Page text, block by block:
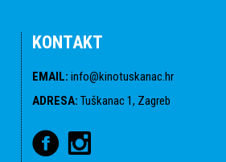
KONTAKT
EMAIL: info@kinotuskanac.hr
ADRESA: Tuškanac 1, Zagreb